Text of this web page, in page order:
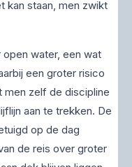
kan staan, men zwikt
water, een wat
een groter risico
men zelf de discipline
aan te trekken. De
op de dag
de reis over groter